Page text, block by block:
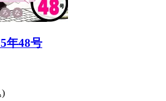
年48号
)